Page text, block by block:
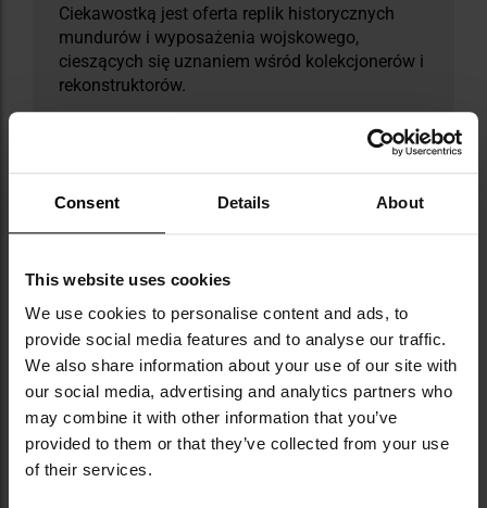
Consent Details About
This website uses cookies
We use cookies to personalise content and ads, to
provide social media features and to analyse our traffic.
We also share information about your use of our site with
our social media, advertising and analytics partners who
may combine it with other information that you’ve
provided to them or that they’ve collected from your use
of their services.
Ciekawostką jest oferta replik historycznych
mundurów i wyposażenia wojskowego,
cieszących się uznaniem wśród kolekcjonerów i
rekonstruktorów.
informacji
Waga
Kolor/kamuflaż
Czarny
Zamek
błyskawiczny
Dedykowana kieszeń na
laptop
Nie